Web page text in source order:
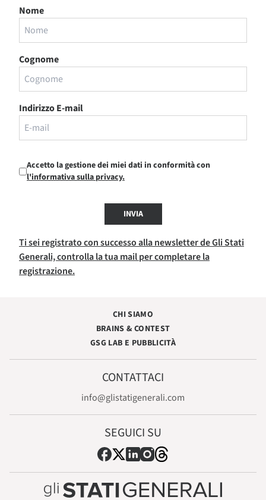
Nome
Cognome
Indirizzo E-mail
Accetto la gestione dei miei dati in conformità con
l'informativa sulla privacy.
INVIA
Ti sei registrato con successo alla newsletter de Gli Stati
Generali, controlla la tua mail per completare la
registrazione.
CHI SIAMO
BRAINS & CONTEST
GSG LAB E PUBBLICITÀ
CONTATTACI
info@glistatigenerali.com
SEGUICI SU